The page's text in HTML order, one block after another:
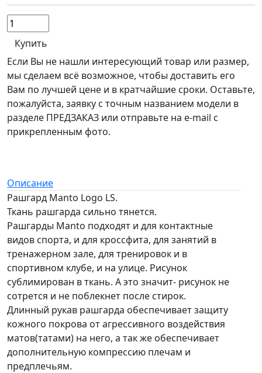
Купить
Если Вы не нашли интересующий товар или размер,
мы сделаем всё возможное, чтобы доставить его
Вам по лучшей цене и в кратчайшие сроки. Оставьте,
пожалуйста, заявку с точным названием модели в
разделе ПРЕДЗАКАЗ или отправьте на e-mail с
прикрепленным фото.
Описание
Рашгард Manto Logo LS.
Ткань рашгарда сильно тянется.
Рашгарды Manto подходят и для контактные
видов спорта, и для кроссфита, для занятий в
тренажерном зале, для тренировок и в
спортивном клубе, и на улице. Рисунок
сублимирован в ткань. А это значит- рисунок не
сотрется и не поблекнет после стирок.
Длинный рукав рашгарда обеспечивает защиту
кожного покрова от агрессивного воздействия
матов(татами) на него, а так же обеспечивает
дополнительную компрессию плечам и
предплечьям.